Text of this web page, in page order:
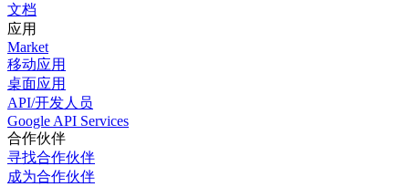
文档
应用
Market
移动应用
桌面应用
API/开发人员
Google API Services
合作伙伴
寻找合作伙伴
成为合作伙伴